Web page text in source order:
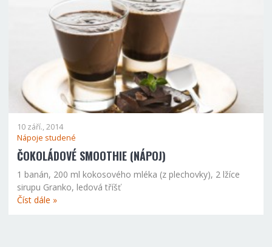
10 září., 2014
Nápoje studené
ČOKOLÁDOVÉ SMOOTHIE (NÁPOJ)
1 banán, 200 ml kokosového mléka (z plechovky), 2 lžíce
sirupu Granko, ledová tříšť
Číst dále »